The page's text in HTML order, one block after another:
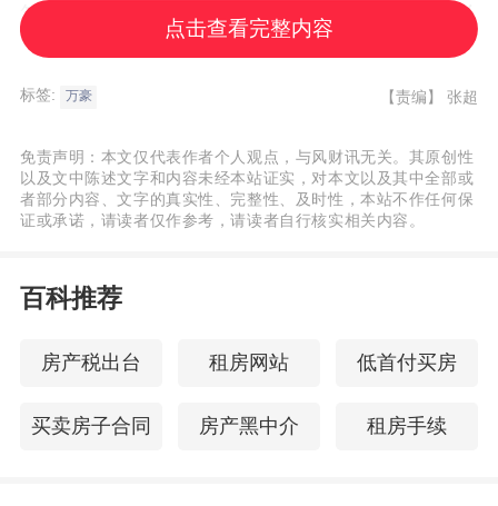
第四季度的RevPAR为80.63美元，同比增长
3.4%；入住率为67.8%，同比增长0.3个百分
点；ADR为119.01美元，同比增长2.9%。
全年来看，万豪全球范围内可比酒店的
RevPAR为128.8美元，同比增长2%；入住
元，同比增长2.1%。
从区域来看，2025年全年仅大中华区的ADR
美元，同比增长0.4%；入住率为67%，同比
点击查看完整内容
标签: 万豪 【责编】 张超
免责声明：本文仅代表作者个人观点，与风财讯无关。其原创性
以及文中陈述文字和内容未经本站证实，对本文以及其中全部或
者部分内容、文字的真实性、完整性、及时性，本站不作任何保
证或承诺，请读者仅作参考，请读者自行核实相关内容。
百科推荐
房产税出台 租房网站 低首付买房
买卖房子合同 房产黑中介 租房手续